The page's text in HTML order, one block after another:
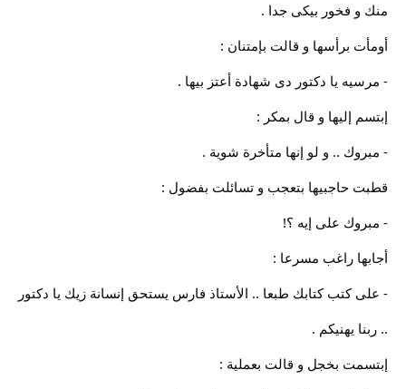
منك و فخور بيكى جدا .
أومأت برأسها و قالت بإمتنان :
- مرسيه يا دكتور دى شهادة أعتز بيها .
إبتسم إليها و قال بمكر :
- مبروك .. و لو إنها متأخرة شوية .
قطبت حاجبيها بتعجب و تسائلت بفضول :
- مبروك على إيه ؟!
أجابها راغب مسرعا :
- على كتب كتابك طبعا .. الأستاذ فارس يستحق إنسانة زيك يا دكتور
.. ربنا يهنيكم .
إبتسمت بخجل و قالت بعملية :